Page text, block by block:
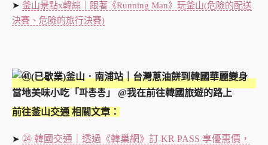
➤ 釜山景點x韓綜｜跟著《Running Man》玩釜山(危險的配送
決賽、危險的旅行決賽)
前往釜山交通 相關文章：
➤ ㉔ 韓國交通｜透過《韓巢網》訂 KR PASS 享優惠價，